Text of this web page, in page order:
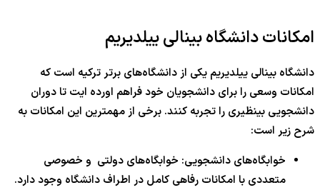
امکانات دانشگاه بینالی ییلدیریم
دانشگاه بینالی ییلدیریم یکی از دانشگاه‌های برتر ترکیه است که
امکانات وسعی را برای دانشجویان خود فراهم اورده ایت تا دوران
دانشجویی بینظیری را تجربه کنند. برخی از مهمترین این امکانات به
شرح زیر است:
خوابگاه‌های دانشجویی: خوابگاه‌های دولتی و خصوصی
متعددی با امکانات رفاهی کامل در اطراف دانشگاه وجود دارد.